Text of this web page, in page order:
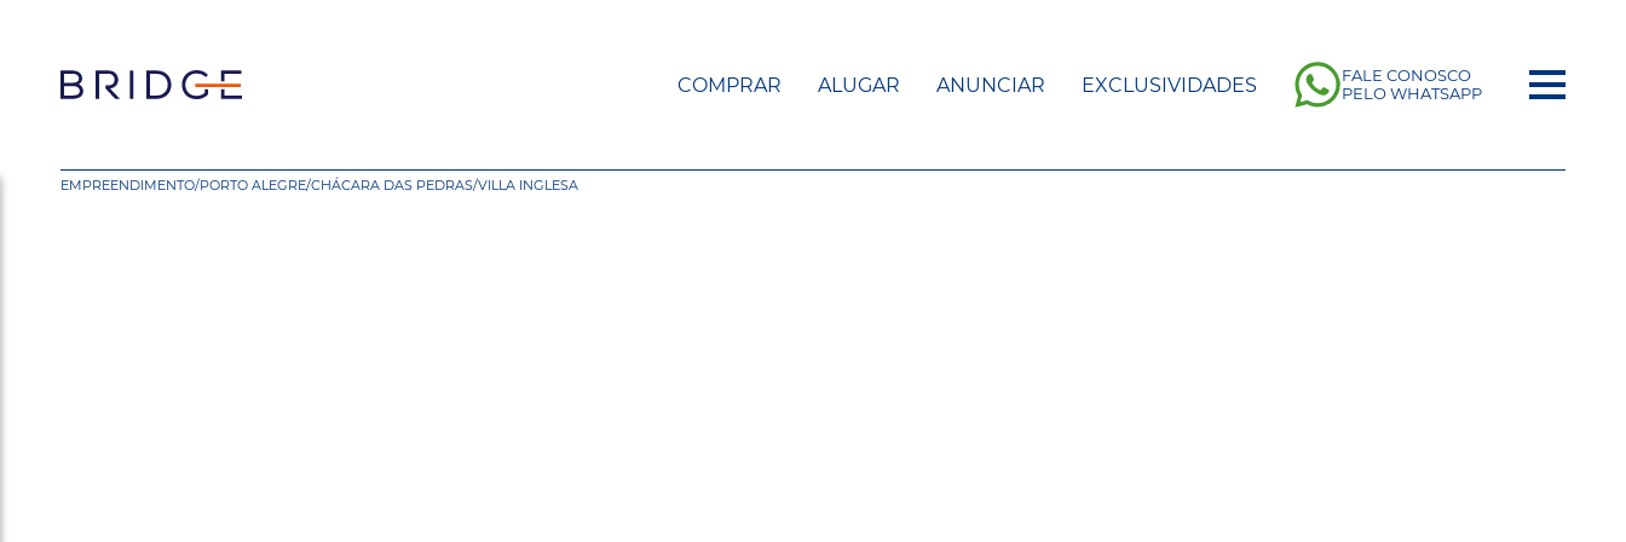
COMPRAR ALUGAR ANUNCIAR EXCLUSIVIDADES
FALE CONOSCO
PELO WHATSAPP
EMPREENDIMENTO/PORTO ALEGRE/CHÁCARA DAS PEDRAS/VILLA INGLESA